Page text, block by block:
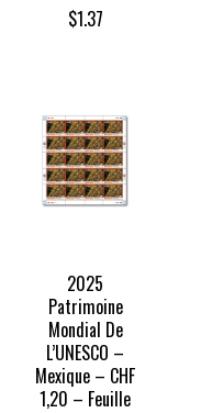
$1.37
2025
Patrimoine
Mondial De
L’UNESCO –
Mexique – CHF
1,20 – Feuille